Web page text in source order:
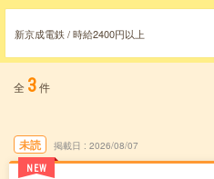
新京成電鉄 / 時給2400円以上
全 3件
未読
NEW
掲載日 2026/08/07